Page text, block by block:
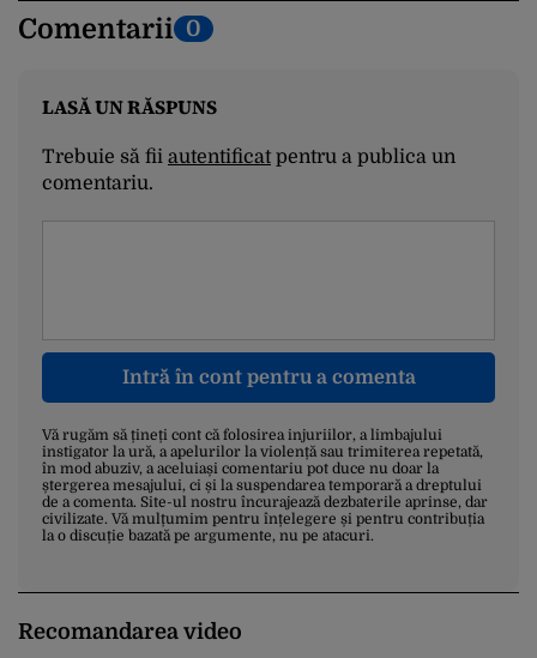
Comentarii 0
LASĂ UN RĂSPUNS
Trebuie să fii autentificatpentru a publica un
comentariu.
Intră în cont pentru a comenta
Vă rugăm să țineți cont că folosirea injuriilor, a limbajului
instigator la ură, a apelurilor la violență sau trimiterea repetată,
în mod abuziv, a aceluiași comentariu pot duce nu doar la
ștergerea mesajului, ci și la suspendarea temporară a dreptului
de a comenta. Site-ul nostru încurajează dezbaterile aprinse, dar
civilizate. Vă mulțumim pentru înțelegere și pentru contribuția
la o discuție bazată pe argumente, nu pe atacuri.
Recomandarea video